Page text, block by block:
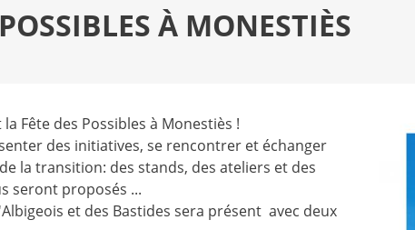
À MONESTIÈS
Fête des Possibles à Monestiès !
des initiatives, se rencontrer et échanger
la transition: des stands, des ateliers et des
seront proposés ...
et des Bastides sera présent avec deux